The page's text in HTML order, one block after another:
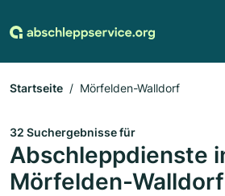
Startseite Mörfelden-Walldorf
32 Suchergebnisse für
Abschleppdienste
Mörfelden-Walldorf